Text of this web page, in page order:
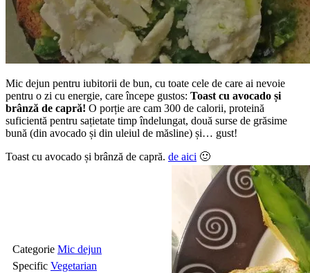
Mic dejun pentru iubitorii de bun, cu toate cele de care ai nevoie
pentru o zi cu energie, care începe gustos: Toast cu avocado și
brânză de capră! O porție are cam 300 de calorii, proteină
suficientă pentru sațietate timp îndelungat, două surse de grăsime
bună (din avocado și din uleiul de măsline) și… gust!
Toast cu avocado și brânză de capră. de aici 🙂
Categorie Mic dejun
Specific Vegetarian